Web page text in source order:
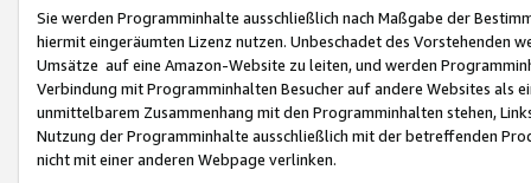
Sie werden Programminhalte ausschließlich nach Maßgabe der
hiermit eingeräumten Lizenz nutzen. Unbeschadet des Vorstehenden
Umsätze auf eine Amazon-Website zu leiten, und werden
Verbindung mit Programminhalten Besucher auf andere Websites als
unmittelbarem Zusammenhang mit den Programminhalten stehen,
Nutzung der Programminhalte ausschließlich mit der betreffenden
nicht mit einer anderen Webpage verlinken.